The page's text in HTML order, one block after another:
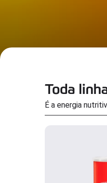
Toda
É a energia